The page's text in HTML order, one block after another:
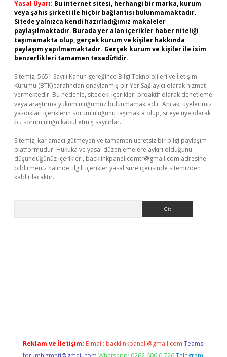
Yasal Uyarı: Bu internet sitesi, herhangi bir marka, kurum
veya şahıs şirketi ile hiçbir bağlantısı bulunmamaktadır.
Sitede yalnızca kendi hazırladığımız makaleler
paylaşılmaktadır. Burada yer alan içerikler haber niteliği
taşımamakta olup, gerçek kurum ve kişiler hakkında
paylaşım yapılmamaktadır. Gerçek kurum ve kişiler ile isim
benzerlikleri tamamen tesadüfidir.
Sitemiz, 5651 Sayılı Kanun gereğince Bilgi Teknolojileri ve İletişim
Kurumu (BTK) tarafından onaylanmış bir Yer Sağlayıcı olarak hizmet
vermektedir. Bu nedenle, sitedeki içerikleri proaktif olarak denetleme
veya araştırma yükümlülüğümüz bulunmamaktadır. Ancak, üyelerimiz
yazdıkları içeriklerin sorumluluğunu taşımakta olup, siteye üye olarak
bu sorumluluğu kabul etmiş sayılırlar.
Sitemiz, kar amacı gütmeyen ve tamamen ücretsiz bir bilgi paylaşım
platformudur. Hukuka ve yasal düzenlemelere aykırı olduğunu
düşündüğünüz içerikleri, backlinkpanelicomtr@gmail.com adresine
bildirmeniz halinde, ilgili içerikler yasal süre içerisinde sitemizden
kaldırılacaktır.
Reklam ve İletişim: E-mail: backlinkpaneli@gmail.com Teams: